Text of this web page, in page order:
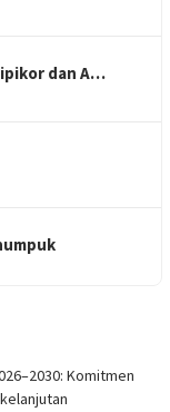
dan A…
Komitmen